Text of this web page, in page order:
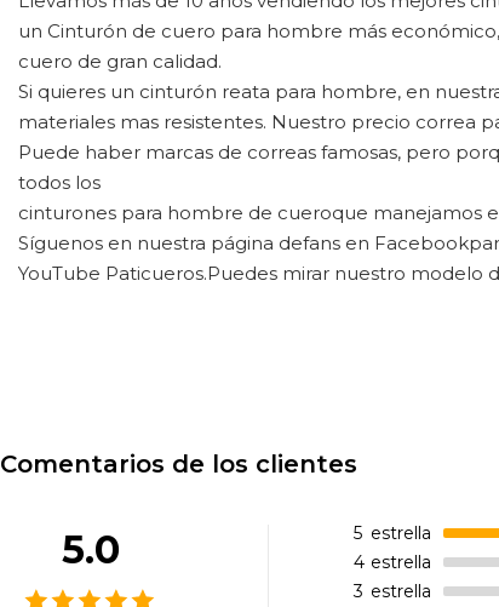
un Cinturón de cuero para hombre más
cuero de gran calidad.
Si quieres un cinturón reata para hombre, en
materiales mas resistentes. Nuestro precio correa
Puede haber marcas de correas famosas, pero
todos los
cinturones para hombre de cueroque manejamos
Síguenos en nuestra página defans en Facebook
YouTube Paticueros.Puedes mirar nuestro modelo
Comentarios de los clientes
5.0 5 estrella
4 estrella
3 estrella